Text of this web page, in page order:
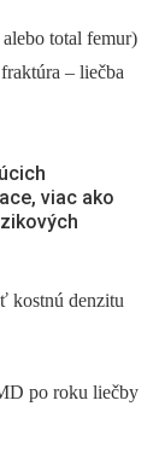
total femur)
–⁠ liečba
viac ako
kostnú denzitu
po roku liečby